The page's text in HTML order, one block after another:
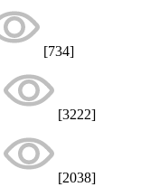
[734]
[3222]
[2038]